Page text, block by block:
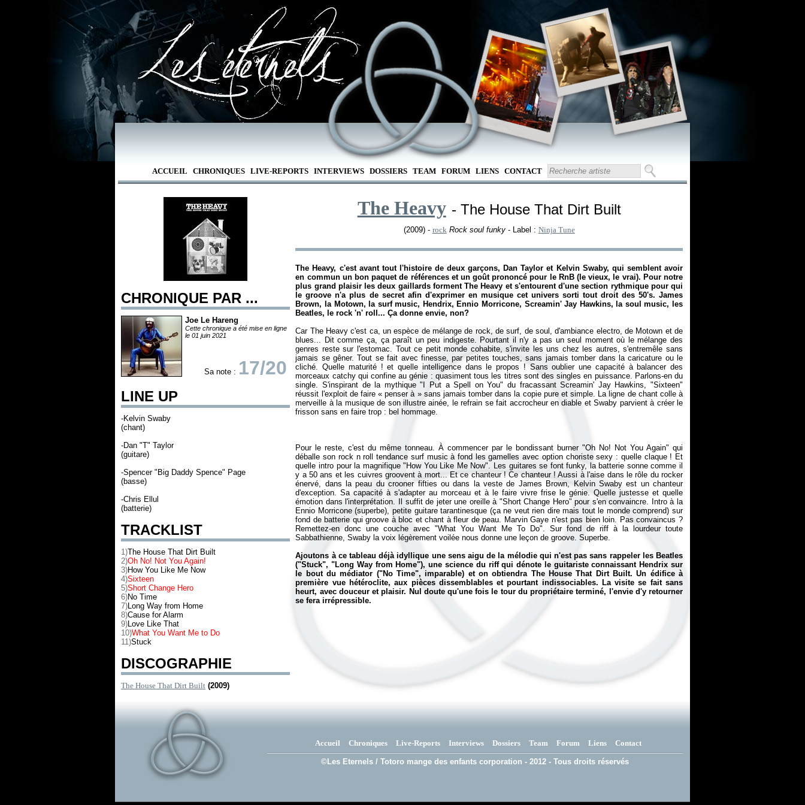
ACCUEIL CHRONIQUES LIVE-REPORTS INTERVIEWS DOSSIERS TEAM FORUM LIENS CONTACT
CHRONIQUE PAR ...
Joe Le Hareng
Cette chronique a été mise en ligne
le 01 juin 2021
Sa note : 17/20
LINE UP
-Kelvin Swaby
(chant)
-Dan "T" Taylor
(guitare)
-Spencer "Big Daddy Spence" Page
(basse)
-Chris Ellul
(batterie)
TRACKLIST
1)The House That Dirt Built
2)Oh No! Not You Again!
3)How You Like Me Now
4)Sixteen
5)Short Change Hero
6)No Time
7)Long Way from Home
8)Cause for Alarm
9)Love Like That
10)What You Want Me to Do
11)Stuck
DISCOGRAPHIE
The House That Dirt Built (2009)
The Heavy - The House That Dirt Built
(2009) - rock Rock soul funky- Label : Ninja Tune
The Heavy, c'est avant tout l'histoire de deux garçons, Dan Taylor et Kelvin Swaby, qui semblent avoir
en commun un bon paquet de références et un goût prononcé pour le RnB (le vieux, le vrai). Pour notre
plus grand plaisir les deux gaillards forment The Heavy et s'entourent d'une section rythmique pour qui
le groove n'a plus de secret afin d'exprimer en musique cet univers sorti tout droit des 50's. James
Brown, la Motown, la surf music, Hendrix, Ennio Morricone, Screamin' Jay Hawkins, la soul music, les
Beatles, le rock 'n' roll... Ça donne envie, non?
Car The Heavy c'est ca, un espèce de mélange de rock, de surf, de soul, d'ambiance electro, de Motown et de
blues... Dit comme ça, ça paraît un peu indigeste. Pourtant il n'y a pas un seul moment où le mélange des
genres reste sur l'estomac. Tout ce petit monde cohabite, s'invite les uns chez les autres, s'entremêle sans
jamais se gêner. Tout se fait avec finesse, par petites touches, sans jamais tomber dans la caricature ou le
cliché. Quelle maturité ! et quelle intelligence dans le propos ! Sans oublier une capacité à balancer des
morceaux catchy qui confine au génie : quasiment tous les titres sont des singles en puissance. Parlons-en du
single. S'inspirant de la mythique "I Put a Spell on You" du fracassant Screamin' Jay Hawkins, "Sixteen"
réussit l'exploit de faire « penser à » sans jamais tomber dans la copie pure et simple. La ligne de chant colle à
merveille à la musique de son illustre ainée, le refrain se fait accrocheur en diable et Swaby parvient à créer le
Pour le reste, c'est du même tonneau. À commencer par le bondissant burner "Oh No! Not You Again" qui
déballe son rock n roll tendance surf music à fond les gamelles avec option choriste sexy : quelle claque ! Et
quelle intro pour la magnifique "How You Like Me Now". Les guitares se font funky, la batterie sonne comme il
y a 50 ans et les cuivres groovent à mort... Et ce chanteur ! Ce chanteur ! Aussi à l'aise dans le rôle du rocker
énervé, dans la peau du crooner fifties ou dans la veste de James Brown, Kelvin Swaby est un chanteur
d'exception. Sa capacité à s'adapter au morceau et à le faire vivre frise le génie. Quelle justesse et quelle
émotion dans l'interprétation. Il suffit de jeter une oreille à "Short Change Hero" pour s'en convaincre. Intro à la
Ennio Morricone (superbe), petite guitare tarantinesque (ça ne veut rien dire mais tout le monde comprend) sur
fond de batterie qui groove à bloc et chant à fleur de peau. Marvin Gaye n'est pas bien loin. Pas convaincus ?
Remettez-en donc une couche avec "What You Want Me To Do". Sur fond de riff à la lourdeur toute
Sabbathienne, Swaby la voix légèrement voilée nous donne une leçon de groove. Superbe.
Ajoutons à ce tableau déjà idyllique une sens aigu de la mélodie qui n'est pas sans rappeler les Beatles
("Stuck", "Long Way from Home"), une science du riff qui dénote le guitariste connaissant Hendrix sur
le bout du médiator ("No Time", imparable) et on obtiendra The House That Dirt Built. Un édifice à
première vue hétéroclite, aux pièces dissemblables et pourtant indissociables. La visite se fait sans
heurt, avec douceur et plaisir. Nul doute qu'une fois le tour du propriétaire terminé, l'envie d'y retourner
se fera irrépressible.
Accueil Chroniques Live-Reports Interviews Dossiers Team Forum Liens Contact
©Les Eternels / Totoro mange des enfants corporation - 2012 - Tous droits réservés